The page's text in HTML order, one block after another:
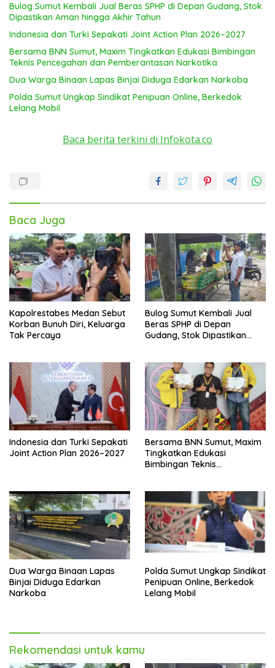
Bulog Sumut Kembali Jual Beras SPHP di Depan Gudang, Stok
Dipastikan Aman hingga Akhir Tahun
Indonesia dan Turki Sepakati Joint Action Plan 2026–2027
Bersama BNN Sumut, Maxim Tingkatkan Edukasi Bimbingan
Teknis Pencegahan dan Pemberantasan Narkotika
Dua Warga Binaan Lapas Binjai Diduga Edarkan Narkoba
Polda Sumut Ungkap Sindikat Penipuan Online, Berkedok
Lelang Mobil
Baca berita terkini di Infokota.co
Baca Juga
Kapolrestabes Medan Sebut
Korban Bunuh Diri, Keluarga
Tak Percaya
Bulog Sumut Kembali Jual
Beras SPHP di Depan
Gudang, Stok Dipastikan
Indonesia dan Turki Sepakati
Joint Action Plan 2026–2027
Bersama BNN Sumut, Maxim
Tingkatkan Edukasi
Bimbingan Teknis
Dua Warga Binaan Lapas
Binjai Diduga Edarkan
Narkoba
Polda Sumut Ungkap Sindikat
Penipuan Online, Berkedok
Lelang Mobil
Rekomendasi untuk kamu